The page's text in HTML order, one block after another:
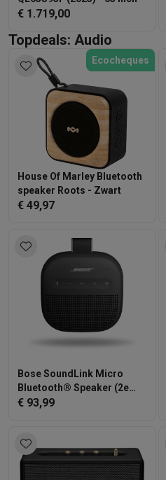
€ 1.719,00
Topdeals: Audio
Ecocheques
House Of Marley Bluetooth
speaker Roots - Zwart
€ 49,97
Bose SoundLink Micro
Bluetooth® Speaker (2e
gen.) - Zwart
€ 93,99